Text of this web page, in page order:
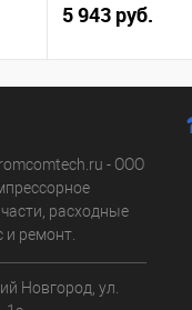
5 943 руб.
- ООО
расходные
и ремонт.
Новгород, ул.